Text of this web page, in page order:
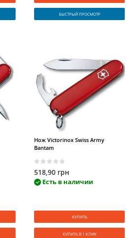
БЫСТРЫЙ ПРОСМОТР
Нож Victorinox Swiss Army
Bantam
518,90 грн
Есть в наличии
КУПИТЬ
КУПИТЬ В 1 КЛИК